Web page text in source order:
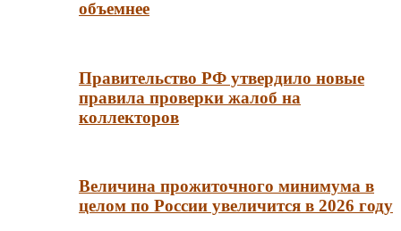
объемнее
Правительство РФ утвердило новые
правила проверки жалоб на
коллекторов
Величина прожиточного минимума в
целом по России увеличится в 2026 году